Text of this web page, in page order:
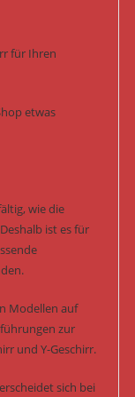
für Ihren
etwas
wie die
ist es für
Modellen auf
zur
und Y-Geschirr.
sich bei